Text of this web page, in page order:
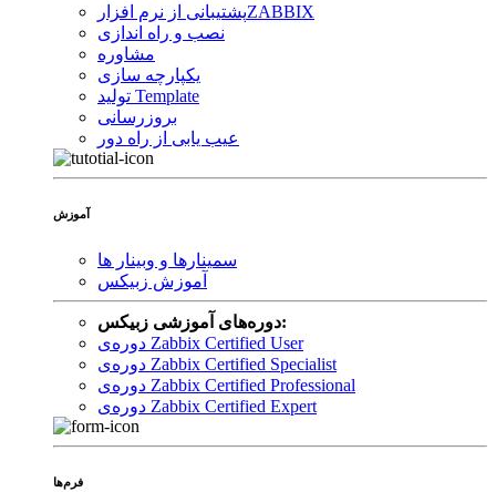
پشتیبانی از نرم افزارZABBIX
نصب و راه اندازی
مشاوره
یکپارچه سازی
تولید Template
بروزرسانی
عیب یابی از راه دور
آموزش
سمینارها و وبینار ها
آموزش زبیکس
دوره‌های آموزشی زبیکس:
دوره‌ی Zabbix Certified User
دوره‌ی Zabbix Certified Specialist
دوره‌ی Zabbix Certified Professional
دوره‌ی Zabbix Certified Expert
فرم‌ها